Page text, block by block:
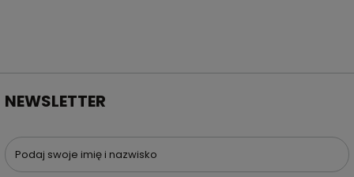
NEWSLETTER
Podaj swoje imię i nazwisko